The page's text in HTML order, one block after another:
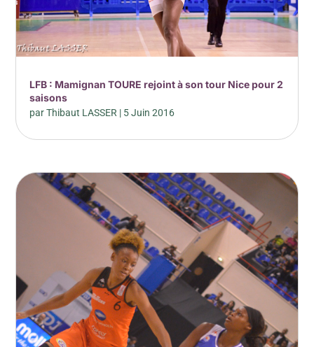
LFB : Mamignan TOURE rejoint à son tour Nice pour 2
saisons
parThibaut LASSER | 5 Juin 2016